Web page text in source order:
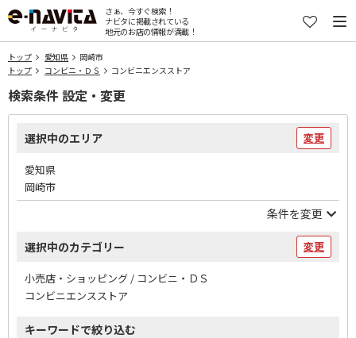
さぁ、今すぐ検索！
ナビタに掲載されている
地元のお店の情報が満載！
トップ 愛知県
岡崎市
トップ
コンビニ・ＤＳ コンビニエンスストア
検索条件 設定・変更
選択中のエリア 変更
愛知県
岡崎市
条件を変更
選択中のカテゴリー 変更
小売店・ショッピング / コンビニ・ＤＳ
コンビニエンスストア
キーワードで絞り込む